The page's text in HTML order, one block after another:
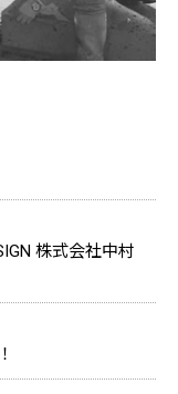
株式会社中村